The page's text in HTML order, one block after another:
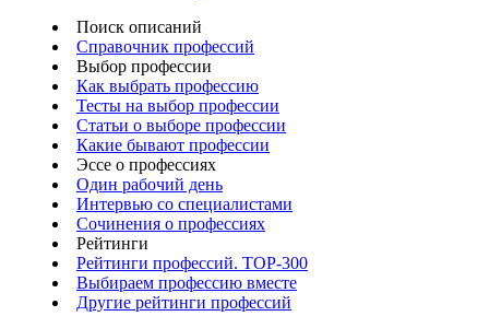
Поиск описаний
Справочник профессий
Выбор профессии
Как выбрать профессию
Тесты на выбор профессии
Статьи о выборе профессии
Какие бывают профессии
Эссе о профессиях
Один рабочий день
Интервью со специалистами
Сочинения о профессиях
Рейтинги
Рейтинги профессий. TOP-300
Выбираем профессию вместе
Другие рейтинги профессий